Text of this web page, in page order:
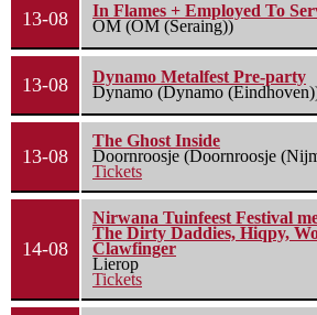
13-08
In Flames + Employed To
OM (OM (Seraing))
13-08
Dynamo Metalfest Pre-party
Dynamo (Dynamo
13-08
The Ghost Inside
Doornroosje (Doornroosje
Tickets
14-08
Nirwana Tuinfeest Festival
The Dirty Daddies, Hiqpy,
Clawfinger
Lierop
Tickets